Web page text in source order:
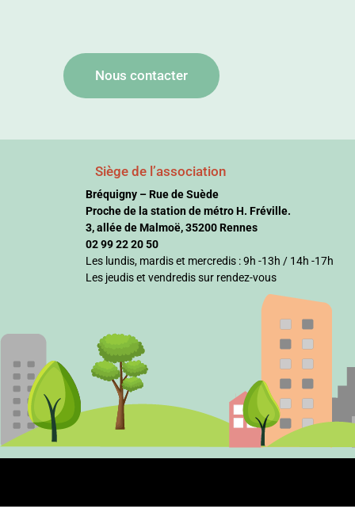
Nous contacter
Siège de l’association
Bréquigny – Rue de Suède
Proche de la station de métro H. Fréville.
3, allée de Malmoë, 35200 Rennes
02 99 22 20 50
Les lundis, mardis et mercredis : 9h -13h / 14h -17h
Les jeudis et vendredis sur rendez-vous